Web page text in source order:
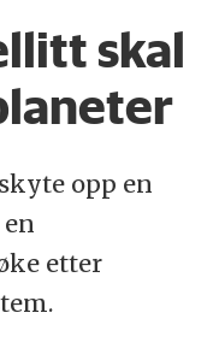
skal
opp en
etter